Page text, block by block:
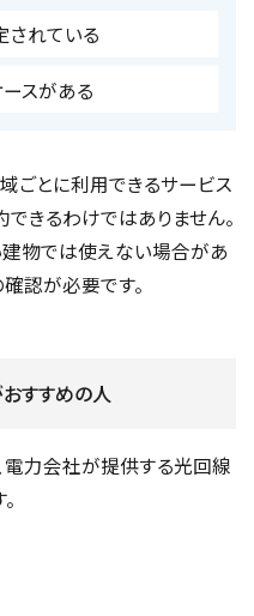
されている
スがある
ごとに利用できるサービス
できるわけではありません。
建物では使えない場合があ
認が必要です。
すすめの人
電力会社が提供する光回線